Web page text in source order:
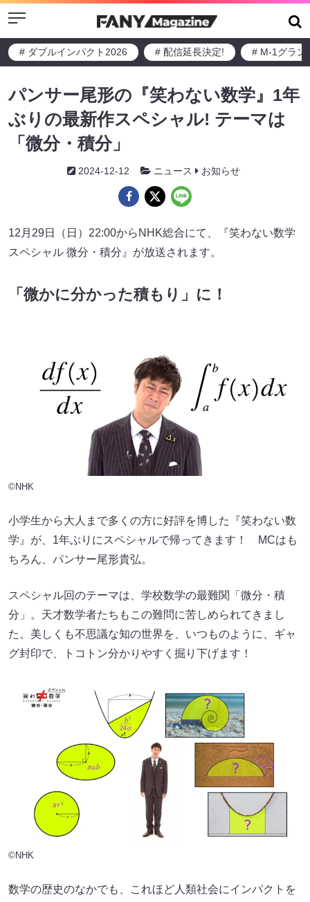
Menu
# ダブルインパクト2026 # 配信延長決定! # M-1グラン
パンサー尾形の『笑わない数学』1年
ぶりの最新作スペシャル! テーマは
「微分・積分」
2024-12-12 ニュース お知らせ
12月29日（日）22:00からNHK総合にて、『笑わない数学
スペシャル 微分・積分』が放送されます。
「微かに分かった積もり」に！
©NHK
小学生から大人まで多くの方に好評を博した『笑わない数
学』が、1年ぶりにスペシャルで帰ってきます！ MCはも
ちろん、パンサー尾形貴弘。
スペシャル回のテーマは、学校数学の最難関「微分・積
分」。天才数学者たちもこの難問に苦しめられてきまし
た。美しくも不思議な知の世界を、いつものように、ギャ
グ封印で、トコトン分かりやすく掘り下げます！
©NHK
数学の歴史のなかでも、これほど人類社会にインパクトを